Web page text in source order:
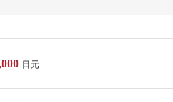
日元